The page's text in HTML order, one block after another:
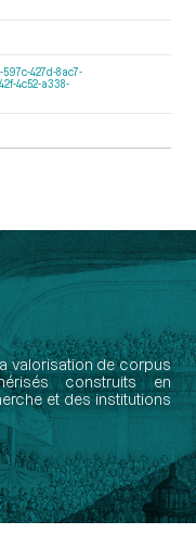
597c-427d-8ac7-
4c52-a338-
valorisation de corpus
construits en
et des institutions